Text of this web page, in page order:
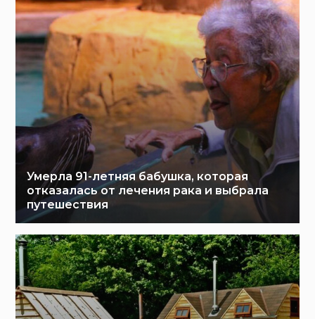
Умерла 91-летняя бабушка, которая
отказалась от лечения рака и выбрала
путешествия